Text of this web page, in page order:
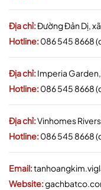
Địa chỉ:Đường Đản Dị,
Hotline:086 545 8668
Địa chỉ:Imperia Garden,
Hotline:086 545 8668
Địa chỉ:Vinhomes
Hotline:086 545 8668
Email:
Website: